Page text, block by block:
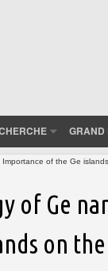
GRAND
of the Ge
of Ge
on